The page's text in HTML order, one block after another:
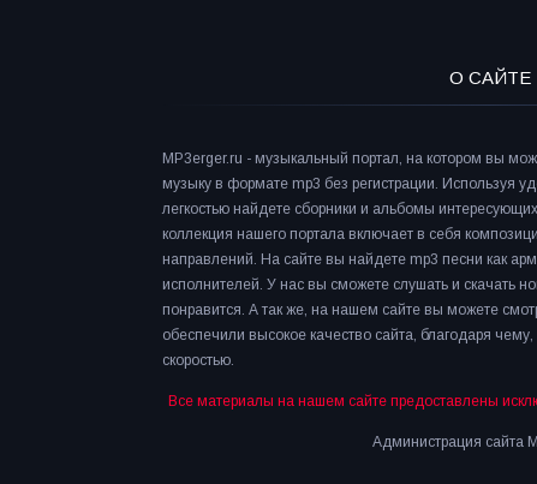
О САЙТЕ
MP3erger.ru - музыкальный портал, на котором вы
музыку в формате mp3 без регистрации. Используя
легкостью найдете сборники и альбомы
коллекция нашего портала включает в себя
направлений. На сайте вы найдете mp3 песни как
исполнителей. У нас вы сможете слушать и скачать
понравится. А так же, на нашем сайте вы можете
обеспечили высокое качество сайта, благодаря
скоростью.
Все материалы на нашем сайте предоставлены
Администрация сайта